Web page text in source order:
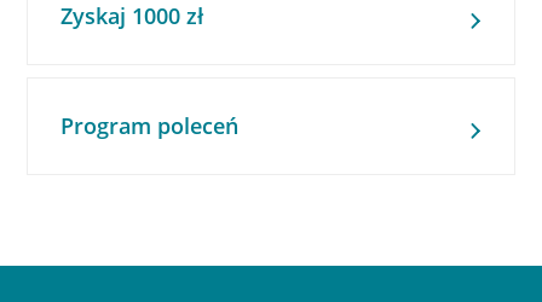
Zyskaj 1000 zł
Program poleceń